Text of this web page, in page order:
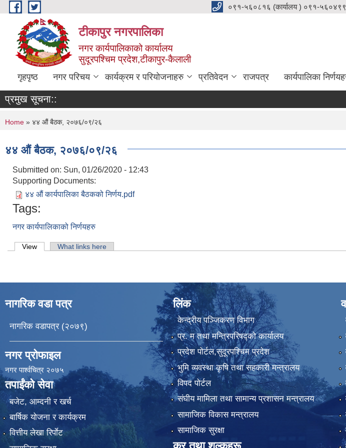
Skip to main content ०९१-५६०८१६ (कार्यालय ) ०९१-
टीकापुर नगरपालिका
नगर कार्यपालिकाको कार्यालय
सुदूरपश्चिम प्रदेश,टीकापुर-कैलाली
गृहपृष्ठ नगर परिचय कार्यक्रम र परियोजनाहरु प्रतिवेदन राजपत्र कार्यपालिका
प्रमुख सूचना::
You are here
Home » ४४ औं बैठक, २०७६/०९/२६
४४ औं बैठक, २०७६/०९/२६
Submitted on: Sun, 01/26/2020 - 12:43
Supporting Documents:
४४ औं कार्यपालिका बैठकको निर्णय.pdf
Tags:
नगर कार्यपालिकाको निर्णयहरु
Primary tabs
View (active tab)What links here
नागरिक वडा पत्र
नागरिक वडापत्र (२०७९)
नगर प्रोफाइल
नगर पार्श्वचित्र २०७५
तपाईंको सेवा
बजेट, आम्दनी र खर्च
बार्षिक योजना र कार्यक्रम
वित्तीय लेखा रिर्पाेट
लिंक
केन्द्रीय पञ्जिकरण विभाग
प्र. म तथा मन्त्रिपरिषद्को कार्यालय
प्रदेश पाेर्टल,सुदूरपश्चिम प्रदेश
भुमि व्यवस्था कृषि तथा सहकारी मन्त्रालय
विपद पोर्टल
संघीय मामिला तथा सामान्य प्रशासन मन्त्रालय
सामाजिक विकास मन्त्रालय
सामाजिक सुरक्षा